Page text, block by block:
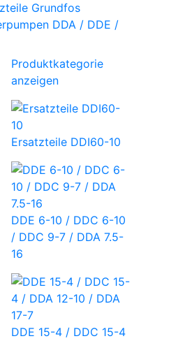
Grundfos
DDA / DDE /
Produktkategorie
anzeigen
Ersatzteile DDI60-10
DDE 6-10 / DDC 6-10
/ DDC 9-7 / DDA 7.5-
16
DDE 15-4 / DDC 15-4